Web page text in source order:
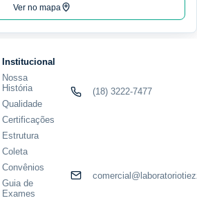
Ver no mapa
Institucional
Nossa
História
Qualidade
Certificações
Estrutura
Coleta
Convênios
Guia de
Exames
(18) 3222-7477